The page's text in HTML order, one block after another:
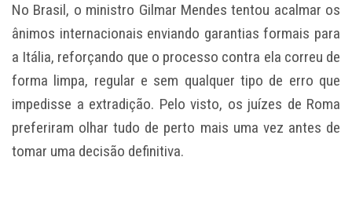
No Brasil, o ministro Gilmar Mendes tentou acalmar os
ânimos internacionais enviando garantias formais para
a Itália, reforçando que o processo contra ela correu de
forma limpa, regular e sem qualquer tipo de erro que
impedisse a extradição. Pelo visto, os juízes de Roma
preferiram olhar tudo de perto mais uma vez antes de
tomar uma decisão definitiva.